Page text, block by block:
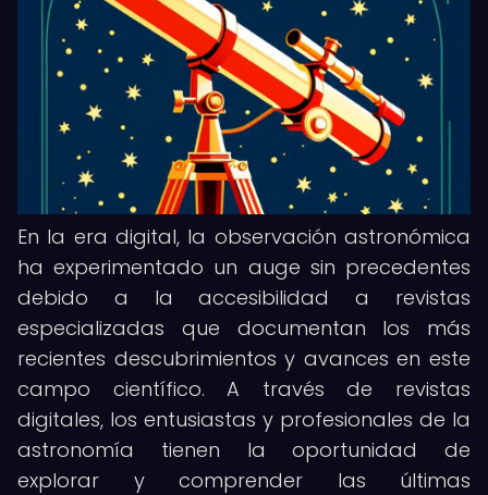
En la era digital, la observación astronómica
ha experimentado un auge sin precedentes
debido a la accesibilidad a revistas
especializadas que documentan los más
recientes descubrimientos y avances en este
campo científico. A través de revistas
digitales, los entusiastas y profesionales de la
astronomía tienen la oportunidad de
explorar y comprender las últimas